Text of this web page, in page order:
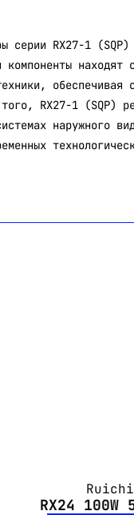
серии RX27-1
RX27-1 (SQP)
наружного
Ruichi
RX24 100W